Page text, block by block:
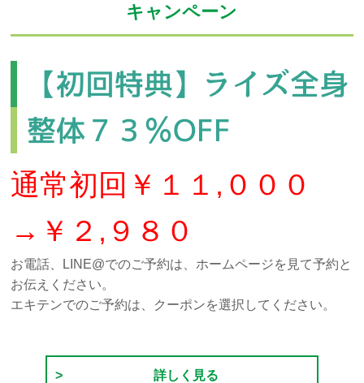
キャンペーン
【初回特典】ライズ全身
整体７３％OFF
通常初回￥１１,０００
→￥２,９８０
お電話、LINE@でのご予約は、ホームページを見て予約と
お伝えください。
エキテンでのご予約は、クーポンを選択してください。
詳しく見る